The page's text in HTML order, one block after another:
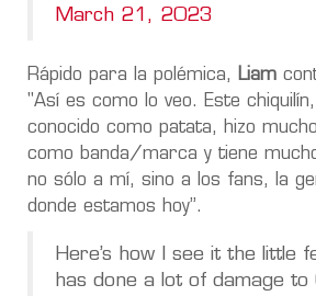
March 21, 2023
Rápido para la polémica, Liam
"Así es como lo veo. Este
conocido como patata, hizo
como banda/marca y tiene
no sólo a mí, sino a los fans, la
donde estamos hoy”.
Here’s how I see it the little
has done a lot of damage to